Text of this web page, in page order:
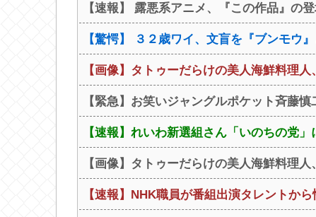
【速報】 露悪系アニメ、『この作品』の
【驚愕】 ３２歳ワイ、文盲を『ブンモ
【画像】タトゥーだらけの美人海鮮料理
【緊急】お笑いジャングルポケット斉藤
【速報】れいわ新選組さん「いのちの党
【画像】タトゥーだらけの美人海鮮料理
【速報】NHK職員が番組出演タレントか